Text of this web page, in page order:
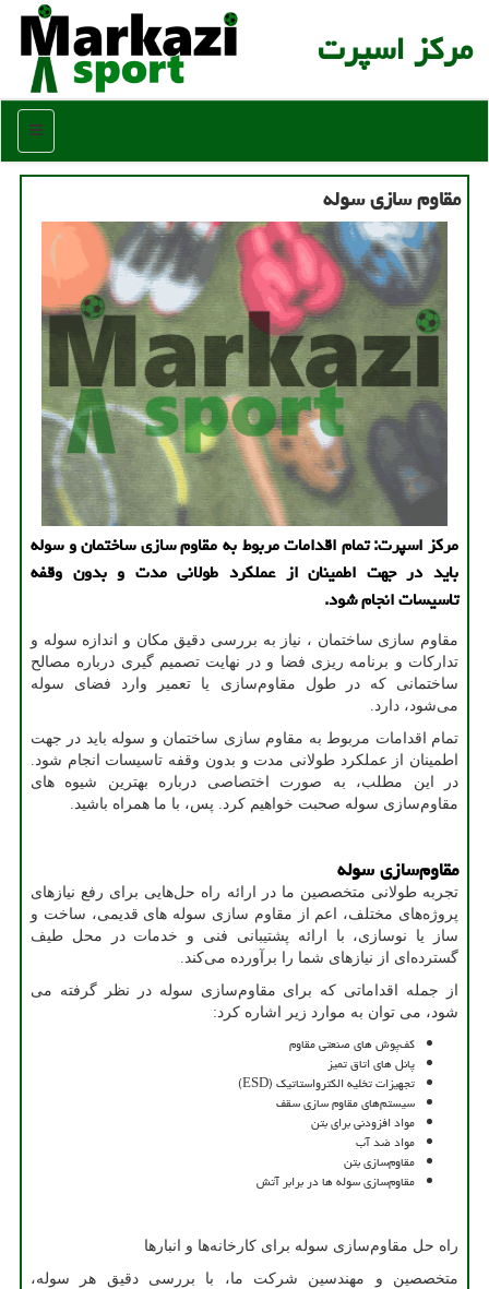
مركز اسپرت
منو
مقاوم سازی سوله
مرکز اسپرت: تمام اقدامات مربوط به مقاوم سازی ساختمان و سوله
باید در جهت اطمینان از عملکرد طولانی مدت و بدون وقفه
تاسیسات انجام شود.
مقاوم ‌سازی ساختمان ، نیاز به بررسی دقیق مکان و اندازه سوله و
تدارکات و برنامه ریزی فضا و در نهایت تصمیم گیری درباره مصالح
ساختمانی که در طول مقاوم‌سازی یا تعمیر وارد فضای سوله
می‌شود، دارد.
تمام اقدامات مربوط به مقاوم سازی ساختمان و سوله باید در جهت
اطمینان از عملکرد طولانی مدت و بدون وقفه تاسیسات انجام شود.
در این مطلب، به صورت اختصاصی درباره بهترین شیوه های
مقاوم‌سازی سوله صحبت خواهیم کرد. پس، با ما همراه باشید.
مقاوم‌سازی سوله
تجربه طولانی متخصصین ما در ارائه راه ‌حل‌هایی برای رفع نیازهای
پروژه‌های مختلف، اعم از مقاوم سازی سوله های قدیمی، ساخت و
ساز یا نوسازی، با ارائه پشتیبانی فنی و خدمات در محل طیف
گسترده‌ای از نیازهای شما را برآورده می‌کند.
از جمله اقداماتی که برای مقاوم‌سازی سوله در نظر گرفته می
شود، می توان به موارد زیر اشاره کرد:
کف‌پوش های صنعتی مقاوم
پانل های اتاق تمیز
تجهیزات تخلیه الکترواستاتیک (ESD
)
سیستم‌های مقاوم سازی سقف
مواد افزودنی برای بتن
مواد ضد آب
مقاوم‌سازی بتن
مقاوم‌سازی سوله ها در برابر آتش
راه حل مقاوم‌سازی سوله برای کارخانه‌ها و انبارها
متخصصین و مهندسین شرکت ما، با بررسی دقیق هر سوله،